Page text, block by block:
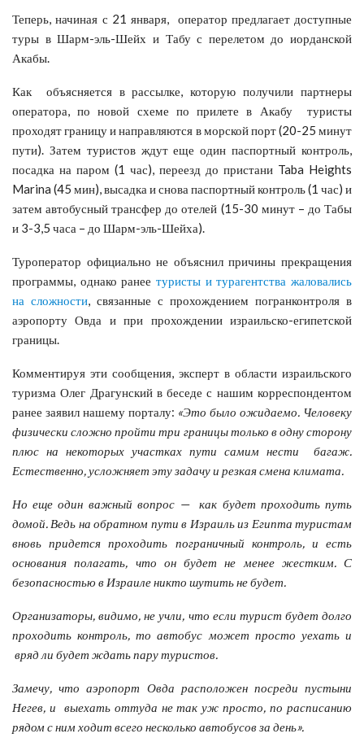
Теперь, начиная с 21 января, оператор предлагает доступные
туры в Шарм-эль-Шейх и Табу с перелетом до иорданской
Акабы.
Как объясняется в рассылке, которую получили партнеры
оператора, по новой схеме по прилете в Акабу туристы
проходят границу и направляются в морской порт (20-25 минут
пути). Затем туристов ждут еще один паспортный контроль,
посадка на паром (1 час), переезд до пристани Taba Heights
Marina (45 мин), высадка и снова паспортный контроль (1 час) и
затем автобусный трансфер до отелей (15-30 минут – до Табы
и 3-3,5 часа – до Шарм-эль-Шейха).
Туроператор официально не объяснил причины прекращения
программы, однако ранее туристы и турагентства жаловались
на сложности, связанные с прохождением погранконтроля в
аэропорту Овда и при прохождении израильско-египетской
границы.
Комментируя эти сообщения, эксперт в области израильского
туризма Олег Драгунский в беседе с нашим корреспондентом
ранее заявил нашему порталу: «Это было ожидаемо. Человеку
физически сложно пройти три границы только в одну сторону
плюс на некоторых участках пути самим нести багаж.
Естественно, усложняет эту задачу и резкая смена климата.
Но еще один важный вопрос — как будет проходить путь
домой. Ведь на обратном пути в Израиль из Египта туристам
вновь придется проходить пограничный контроль, и есть
основания полагать, что он будет не менее жестким. С
безопасностью в Израиле никто шутить не будет.
Организаторы, видимо, не учли, что если турист будет долго
проходить контроль, то автобус может просто уехать и
вряд ли будет ждать пару туристов.
Замечу, что аэропорт Овда расположен посреди пустыни
Негев, и выехать оттуда не так уж просто, по расписанию
рядом с ним ходит всего несколько автобусов за день».